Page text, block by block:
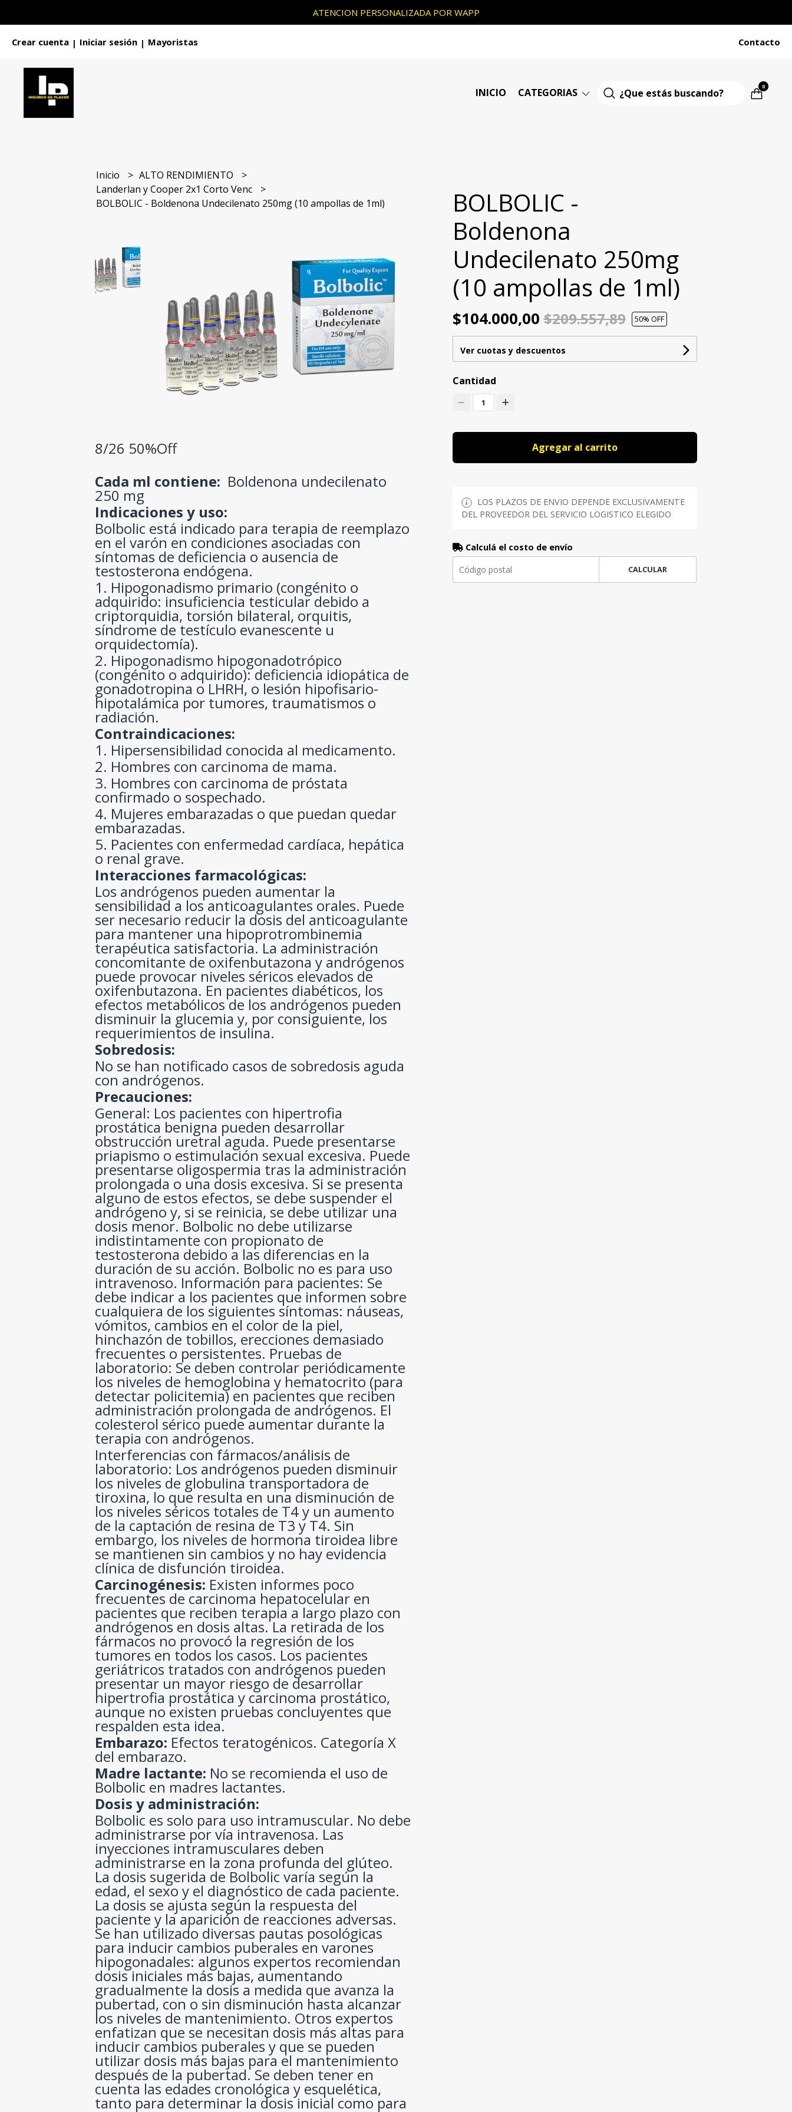
ATENCION PERSONALIZADA POR WAPP
Crear cuenta | Iniciar sesión | Mayoristas Contacto
INICIO CATEGORIAS 0
Inicio
ALTO RENDIMIENTO
Landerlan y Cooper 2x1 Corto Venc
BOLBOLIC - Boldenona Undecilenato 250mg (10 ampollas de 1ml)
8/26 50%Off
Cada ml contiene: Boldenona undecilenato
250 mg
Indicaciones y uso:
Bolbolic está indicado para terapia de reemplazo
en el varón en condiciones asociadas con
síntomas de deficiencia o ausencia de
testosterona endógena.
1. Hipogonadismo primario (congénito o
adquirido: insuficiencia testicular debido a
criptorquidia, torsión bilateral, orquitis,
síndrome de testículo evanescente u
orquidectomía).
2. Hipogonadismo hipogonadotrópico
(congénito o adquirido): deficiencia idiopática de
gonadotropina o LHRH, o lesión hipofisario-
hipotalámica por tumores, traumatismos o
radiación.
Contraindicaciones:
1. Hipersensibilidad conocida al medicamento.
2. Hombres con carcinoma de mama.
3. Hombres con carcinoma de próstata
confirmado o sospechado.
4. Mujeres embarazadas o que puedan quedar
embarazadas.
5. Pacientes con enfermedad cardíaca, hepática
o renal grave.
Interacciones farmacológicas:
Los andrógenos pueden aumentar la
sensibilidad a los anticoagulantes orales. Puede
ser necesario reducir la dosis del anticoagulante
para mantener una hipoprotrombinemia
terapéutica satisfactoria. La administración
concomitante de oxifenbutazona y andrógenos
puede provocar niveles séricos elevados de
oxifenbutazona. En pacientes diabéticos, los
efectos metabólicos de los andrógenos pueden
disminuir la glucemia y, por consiguiente, los
requerimientos de insulina.
Sobredosis:
No se han notificado casos de sobredosis aguda
con andrógenos.
Precauciones:
General: Los pacientes con hipertrofia
prostática benigna pueden desarrollar
obstrucción uretral aguda. Puede presentarse
priapismo o estimulación sexual excesiva. Puede
presentarse oligospermia tras la administración
prolongada o una dosis excesiva. Si se presenta
alguno de estos efectos, se debe suspender el
andrógeno y, si se reinicia, se debe utilizar una
dosis menor. Bolbolic no debe utilizarse
indistintamente con propionato de
testosterona debido a las diferencias en la
duración de su acción. Bolbolic no es para uso
intravenoso. Información para pacientes: Se
debe indicar a los pacientes que informen sobre
cualquiera de los siguientes síntomas: náuseas,
vómitos, cambios en el color de la piel,
hinchazón de tobillos, erecciones demasiado
frecuentes o persistentes. Pruebas de
laboratorio: Se deben controlar periódicamente
los niveles de hemoglobina y hematocrito (para
detectar policitemia) en pacientes que reciben
administración prolongada de andrógenos. El
colesterol sérico puede aumentar durante la
terapia con andrógenos.
Interferencias con fármacos/análisis de
laboratorio: Los andrógenos pueden disminuir
los niveles de globulina transportadora de
tiroxina, lo que resulta en una disminución de
los niveles séricos totales de T4 y un aumento
de la captación de resina de T3 y T4. Sin
embargo, los niveles de hormona tiroidea libre
se mantienen sin cambios y no hay evidencia
clínica de disfunción tiroidea.
Carcinogénesis: Existen informes poco
frecuentes de carcinoma hepatocelular en
pacientes que reciben terapia a largo plazo con
andrógenos en dosis altas. La retirada de los
fármacos no provocó la regresión de los
tumores en todos los casos. Los pacientes
geriátricos tratados con andrógenos pueden
presentar un mayor riesgo de desarrollar
hipertrofia prostática y carcinoma prostático,
aunque no existen pruebas concluyentes que
respalden esta idea.
Embarazo: Efectos teratogénicos. Categoría X
del embarazo.
Madre lactante: No se recomienda el uso de
Bolbolic en madres lactantes.
Dosis y administración:
Bolbolic es solo para uso intramuscular. No debe
administrarse por vía intravenosa. Las
inyecciones intramusculares deben
administrarse en la zona profunda del glúteo.
La dosis sugerida de Bolbolic varía según la
edad, el sexo y el diagnóstico de cada paciente.
La dosis se ajusta según la respuesta del
paciente y la aparición de reacciones adversas.
Se han utilizado diversas pautas posológicas
para inducir cambios puberales en varones
hipogonadales: algunos expertos recomiendan
dosis iniciales más bajas, aumentando
gradualmente la dosis a medida que avanza la
pubertad, con o sin disminución hasta alcanzar
los niveles de mantenimiento. Otros expertos
enfatizan que se necesitan dosis más altas para
inducir cambios puberales y que se pueden
utilizar dosis más bajas para el mantenimiento
después de la pubertad. Se deben tener en
cuenta las edades cronológica y esquelética,
tanto para determinar la dosis inicial como para
BOLBOLIC -
Boldenona
Undecilenato 250mg
(10 ampollas de 1ml)
$104.000,00$209.557,89 50% OFF
Ver cuotas y descuentos
Cantidad
1
Agregar al carrito
LOS PLAZOS DE ENVIO DEPENDE EXCLUSIVAMENTE
DEL PROVEEDOR DEL SERVICIO LOGISTICO ELEGIDO
Calculá el costo de envío
CALCULAR